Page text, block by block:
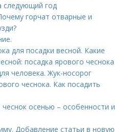
следующий год
горчат отварные и
для посадки весной. Какие
посадка ярового чеснока
человека. Жук-носорог
чеснока. Как посадить
осенью – особенности и
Добавление статьи в новую